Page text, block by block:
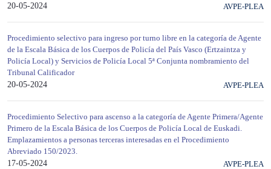
20-05-2024
AVPE-PLEA
Procedimiento selectivo para ingreso por turno libre en la categoría de Agente
de la Escala Básica de los Cuerpos de Policía del País Vasco (Ertzaintza y
Policía Local) y Servicios de Policía Local 5ª Conjunta nombramiento del
Tribunal Calificador
20-05-2024
AVPE-PLEA
Procedimiento Selectivo para ascenso a la categoría de Agente Primera/Agente
Primero de la Escala Básica de los Cuerpos de Policía Local de Euskadi.
Emplazamientos a personas terceras interesadas en el Procedimiento
Abreviado 150/2023.
17-05-2024
AVPE-PLEA